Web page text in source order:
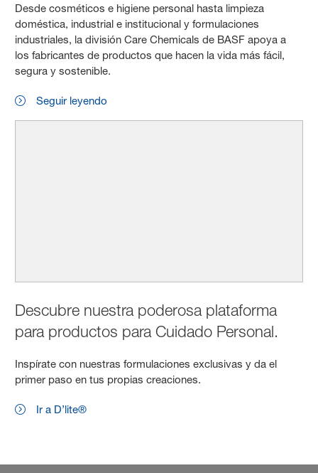
Desde cosméticos e higiene personal hasta limpieza
doméstica, industrial e institucional y formulaciones
industriales, la división Care Chemicals de BASF apoya a
los fabricantes de productos que hacen la vida más fácil,
segura y sostenible.
Seguir leyendo
Descubre nuestra poderosa plataforma
para productos para Cuidado Personal.
Inspírate con nuestras formulaciones exclusivas y da el
primer paso en tus propias creaciones.
Ir a D’lite®